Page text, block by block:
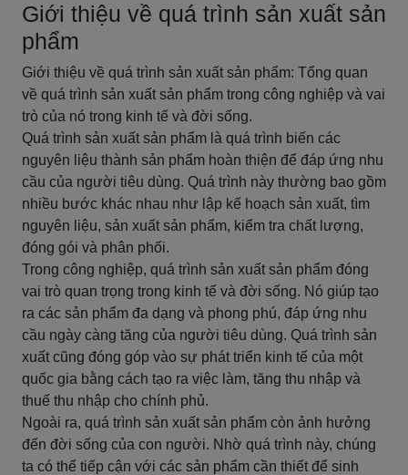
Giới thiệu về quá trình sản xuất sản
phẩm
Giới thiệu về quá trình sản xuất sản phẩm: Tổng quan
về quá trình sản xuất sản phẩm trong công nghiệp và vai
trò của nó trong kinh tế và đời sống.
Quá trình sản xuất sản phẩm là quá trình biến các
nguyên liệu thành sản phẩm hoàn thiện để đáp ứng nhu
cầu của người tiêu dùng. Quá trình này thường bao gồm
nhiều bước khác nhau như lập kế hoạch sản xuất, tìm
nguyên liệu, sản xuất sản phẩm, kiểm tra chất lượng,
đóng gói và phân phối.
Trong công nghiệp, quá trình sản xuất sản phẩm đóng
vai trò quan trọng trong kinh tế và đời sống. Nó giúp tạo
ra các sản phẩm đa dạng và phong phú, đáp ứng nhu
cầu ngày càng tăng của người tiêu dùng. Quá trình sản
xuất cũng đóng góp vào sự phát triển kinh tế của một
quốc gia bằng cách tạo ra việc làm, tăng thu nhập và
thuế thu nhập cho chính phủ.
Ngoài ra, quá trình sản xuất sản phẩm còn ảnh hưởng
đến đời sống của con người. Nhờ quá trình này, chúng
ta có thể tiếp cận với các sản phẩm cần thiết để sinh